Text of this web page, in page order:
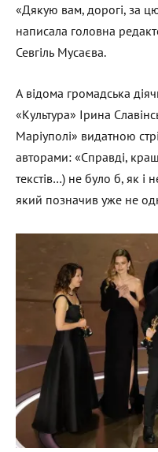
«Дякую вам, дорогі, за
написала головна
Севгіль Мусаєва.
А відома громадська
«Культура» Ірина
Маріуполі» видатною
авторами: «Справді,
текстів…) не було б, як і
який позначив уже не